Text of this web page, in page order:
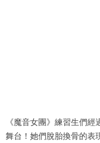
《魔音女團》練習生們
舞台！她們脫胎換骨的表